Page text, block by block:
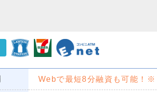
Webで最短8分融資も可能！※